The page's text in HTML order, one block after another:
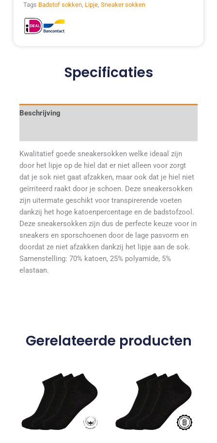
Tags Badstof sokken Lipje ,Sneaker sokken
Specificaties
Beschrijving
Kwalitatief goede sneakersokken welke ideaal zijn
door het lipje op de hiel dat er niet alleen voor zorgt
dat je sok niet gaat afzakken, maar ook dat je hiel niet
geïrriteerd raakt door je schoen. Deze sneakersokken
zijn uitermate geschikt voor transpirerende voeten
dankzij het hoge katoenpercentage en de badstofzool.
Deze sneakersokken zijn dus de perfecte keuze voor in
sneakers en sporschoenen door de lage pasvorm en
doordat ze niet afzakken dankzij het lipje aan de sok.
Samenstelling: 70% katoen, 25% polyamide, 5%
elastaan.
Gerelateerde producten